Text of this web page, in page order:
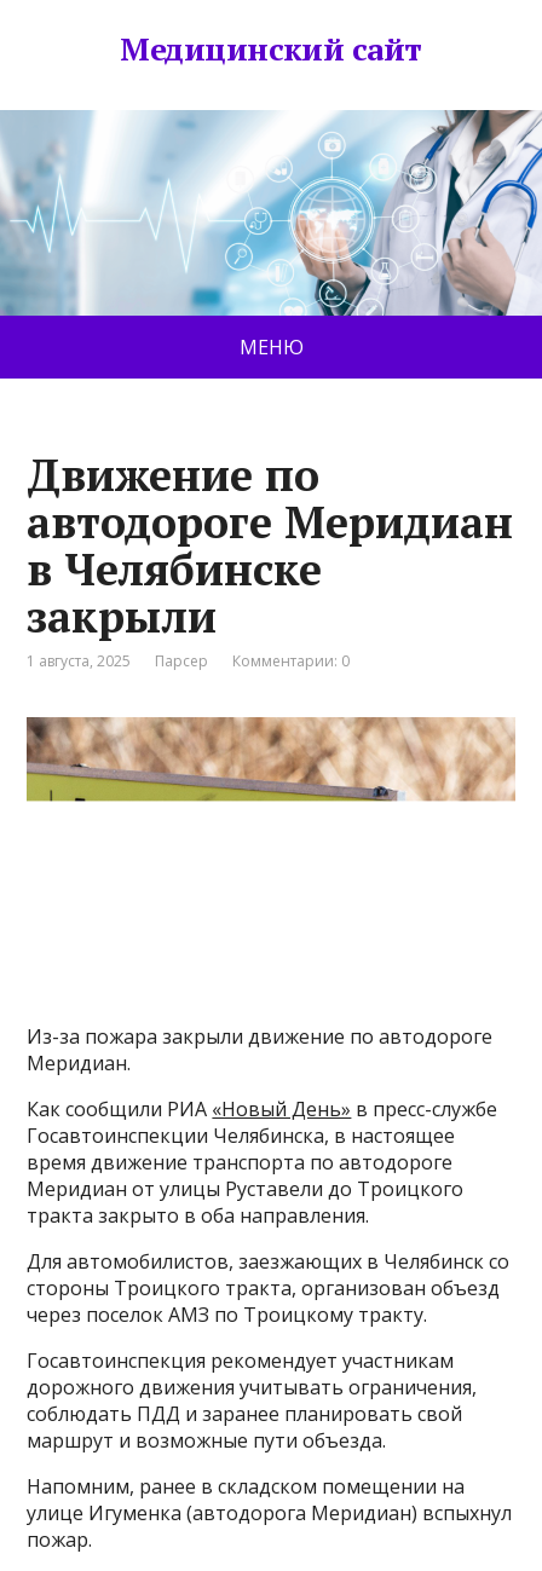
Медицинский сайт
МЕНЮ
Движение по
автодороге Меридиан
в Челябинске
закрыли
1 августа, 2025 Парсер Комментарии: 0
Из-за пожара закрыли движение по автодороге
Меридиан.
Как сообщили РИА «Новый День» в пресс-службе
Госавтоинспекции Челябинска, в настоящее
время движение транспорта по автодороге
Меридиан от улицы Руставели до Троицкого
тракта закрыто в оба направления.
Для автомобилистов, заезжающих в Челябинск со
стороны Троицкого тракта, организован объезд
через поселок АМЗ по Троицкому тракту.
Госавтоинспекция рекомендует участникам
дорожного движения учитывать ограничения,
соблюдать ПДД и заранее планировать свой
маршрут и возможные пути объезда.
Напомним, ранее в складском помещении на
улице Игуменка (автодорога Меридиан) вспыхнул
пожар.